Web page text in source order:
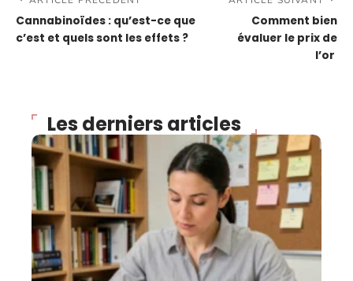
Cannabinoïdes : qu’est-ce que
c’est et quels sont les effets ?
Comment bien
évaluer le prix de
l’or
Les derniers articles